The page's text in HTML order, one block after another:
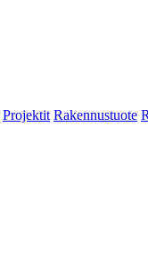
Projektit Rakennustuote